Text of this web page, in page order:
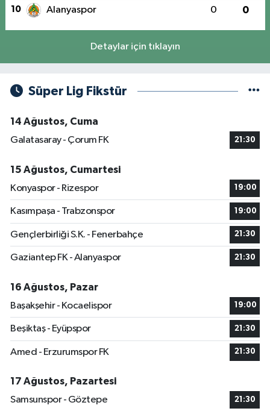
10 Alanyaspor 0 0
Detaylar için tıklayın
Süper Lig Fikstür
14 Ağustos, Cuma
Galatasaray - Çorum FK
21:30
15 Ağustos, Cumartesi
Konyaspor - Rizespor
19:00
Kasımpaşa - Trabzonspor 19:00
Gençlerbirliği S.K. - Fenerbahçe 21:30
Gaziantep FK - Alanyaspor 21:30
16 Ağustos, Pazar
Başakşehir - Kocaelispor
19:00
Beşiktaş - Eyüpspor 21:30
Amed - Erzurumspor FK 21:30
17 Ağustos, Pazartesi
Samsunspor - Göztepe
21:30